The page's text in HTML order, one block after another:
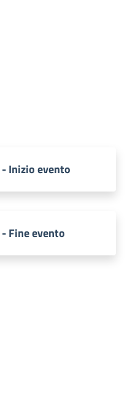
Inizio evento
Fine evento